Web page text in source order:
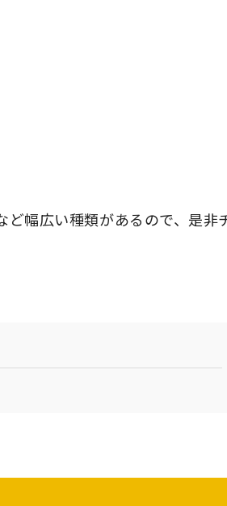
幅広い種類があるので、是非